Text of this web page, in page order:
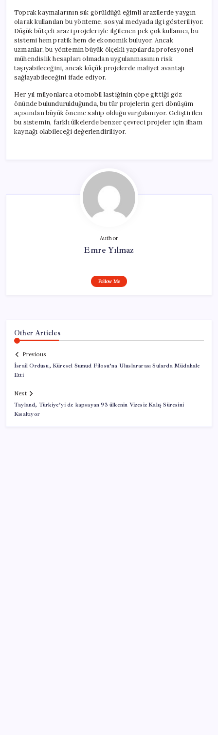
Toprak kaymalarının sık görüldüğü eğimli arazilerde yaygın
olarak kullanılan bu yönteme, sosyal medyada ilgi gösteriliyor.
Düşük bütçeli arazi projeleriyle ilgilenen pek çok kullanıcı, bu
sistemi hem pratik hem de ekonomik buluyor. Ancak
uzmanlar, bu yöntemin büyük ölçekli yapılarda profesyonel
mühendislik hesapları olmadan uygulanmasının risk
taşıyabileceğini, ancak küçük projelerde maliyet avantajı
sağlayabileceğini ifade ediyor.
Her yıl milyonlarca otomobil lastiğinin çöpe gittiği göz
önünde bulundurulduğunda, bu tür projelerin geri dönüşüm
açısından büyük öneme sahip olduğu vurgulanıyor. Geliştirilen
bu sistemin, farklı ülkelerde benzer çevreci projeler için ilham
kaynağı olabileceği değerlendiriliyor.
Author
Emre Yılmaz
Follow Me
Other Articles
Previous
İsrail Ordusu, Küresel Sumud Filosu’na Uluslararası Sularda Müdahale
Etti
Next
Tayland, Türkiye’yi de kapsayan 93 ülkenin Vizesiz Kalış Süresini
Kısaltıyor